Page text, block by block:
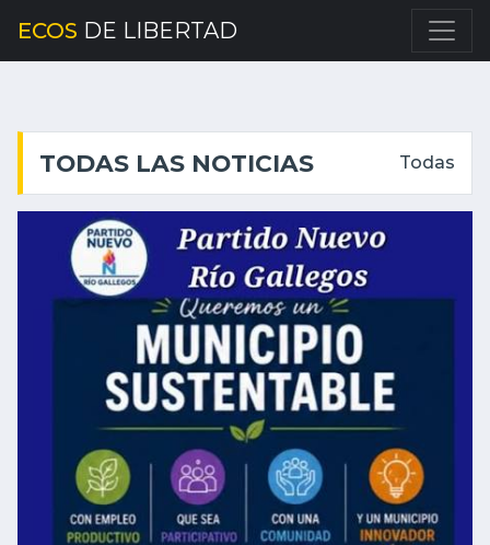
ECOS DE LIBERTAD
TODAS LAS NOTICIAS Todas